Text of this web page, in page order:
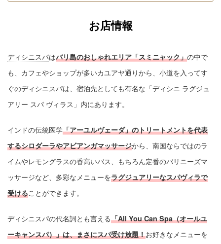
お店情報
ディシニスパはバリ島のおしゃれエリア「スミニャック」の中で
も、カフェやショップが多いカユアヤ通りから、小道を入ってす
ぐのディシニスパは、宿泊先としても有名な「ディシニ ラグジュ
アリー スパ ヴィラス」内にあります。
インドの伝統医学「アーユルヴェーダ」のトリートメントを代表
するシロダーラやアビアンガマッサージから、南国ならではのラ
イムやレモングラスの香高いバス、もちろん定番のバリニーズマ
ッサージなど、多彩なメニューをラグジュアリーなスパヴィラで
受けることができます。
ディシニスパの代名詞とも言える「All You Can Spa（オールユ
ーキャンスパ）」は、まさにスパ受け放題！お好きなメニューを